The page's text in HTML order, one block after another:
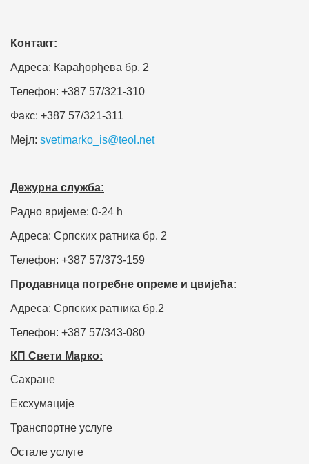
Контакт:
Адреса: Карађорђева бр. 2
Телефон: +387 57/321-310
Факс: +387 57/321-311
Мејл: svetimarko_is@teol.net
Дежурна служба:
Радно вријеме: 0-24 h
Адреса: Српских ратника бр. 2
Телефон: +387 57/373-159
Продавница погребне опреме и цвијећа:
Адреса: Српских ратника бр.2
Телефон: +387 57/343-080
КП Свети Марко:
Сахране
Ексхумације
Транспортне услуге
Остале услуге